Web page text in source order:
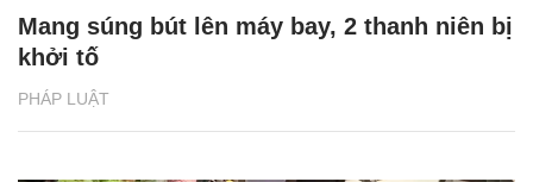
PHÁP LUẬT
Mang súng bút lên máy bay, 2 thanh niên bị
khởi tố